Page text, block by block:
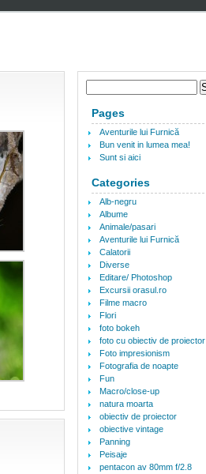
Pages
Aventurile lui Furnică
Bun venit in lumea mea!
Sunt si aici
Categories
Alb-negru
Albume
Animale/pasari
Aventurile lui Furnică
Calatorii
Diverse
Editare/ Photoshop
Excursii orasul.ro
Filme macro
Flori
foto bokeh
foto cu obiectiv de proiector
Foto impresionism
Fotografia de noapte
Fun
Macro/close-up
natura moarta
obiectiv de proiector
obiective vintage
Panning
Peisaje
pentacon av 80mm f/2.8